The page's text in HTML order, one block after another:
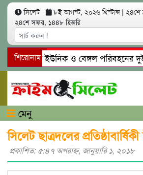
সিলেট ৮ই আগস্ট, ২০২৬ খ্রিস্টাব্দ | ২৪শে
২৪শে সফর, ১৪৪৮ হিজরি
শিরোনাম
সিলেটে ইউনিক ও বেঙ্গল পরিবহনের দুই
গোয়াইনঘাটে প্রেমের ফাঁদে তরুণী পাচার:
মেনু
সিলেট ছাত্রদলের
প্রকাশিত: ৫:৪৭ অপরাহ্ণ, জানুয়ারি ১, ২০১৮